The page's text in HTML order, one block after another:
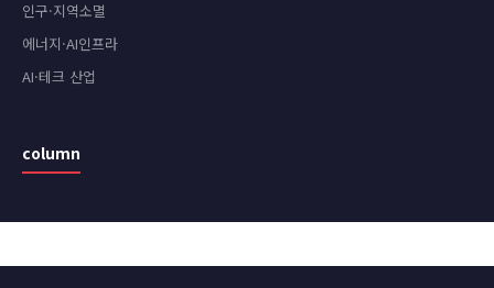
인구·지역소멸
에너지·AI인프라
AI·테크 산업
column